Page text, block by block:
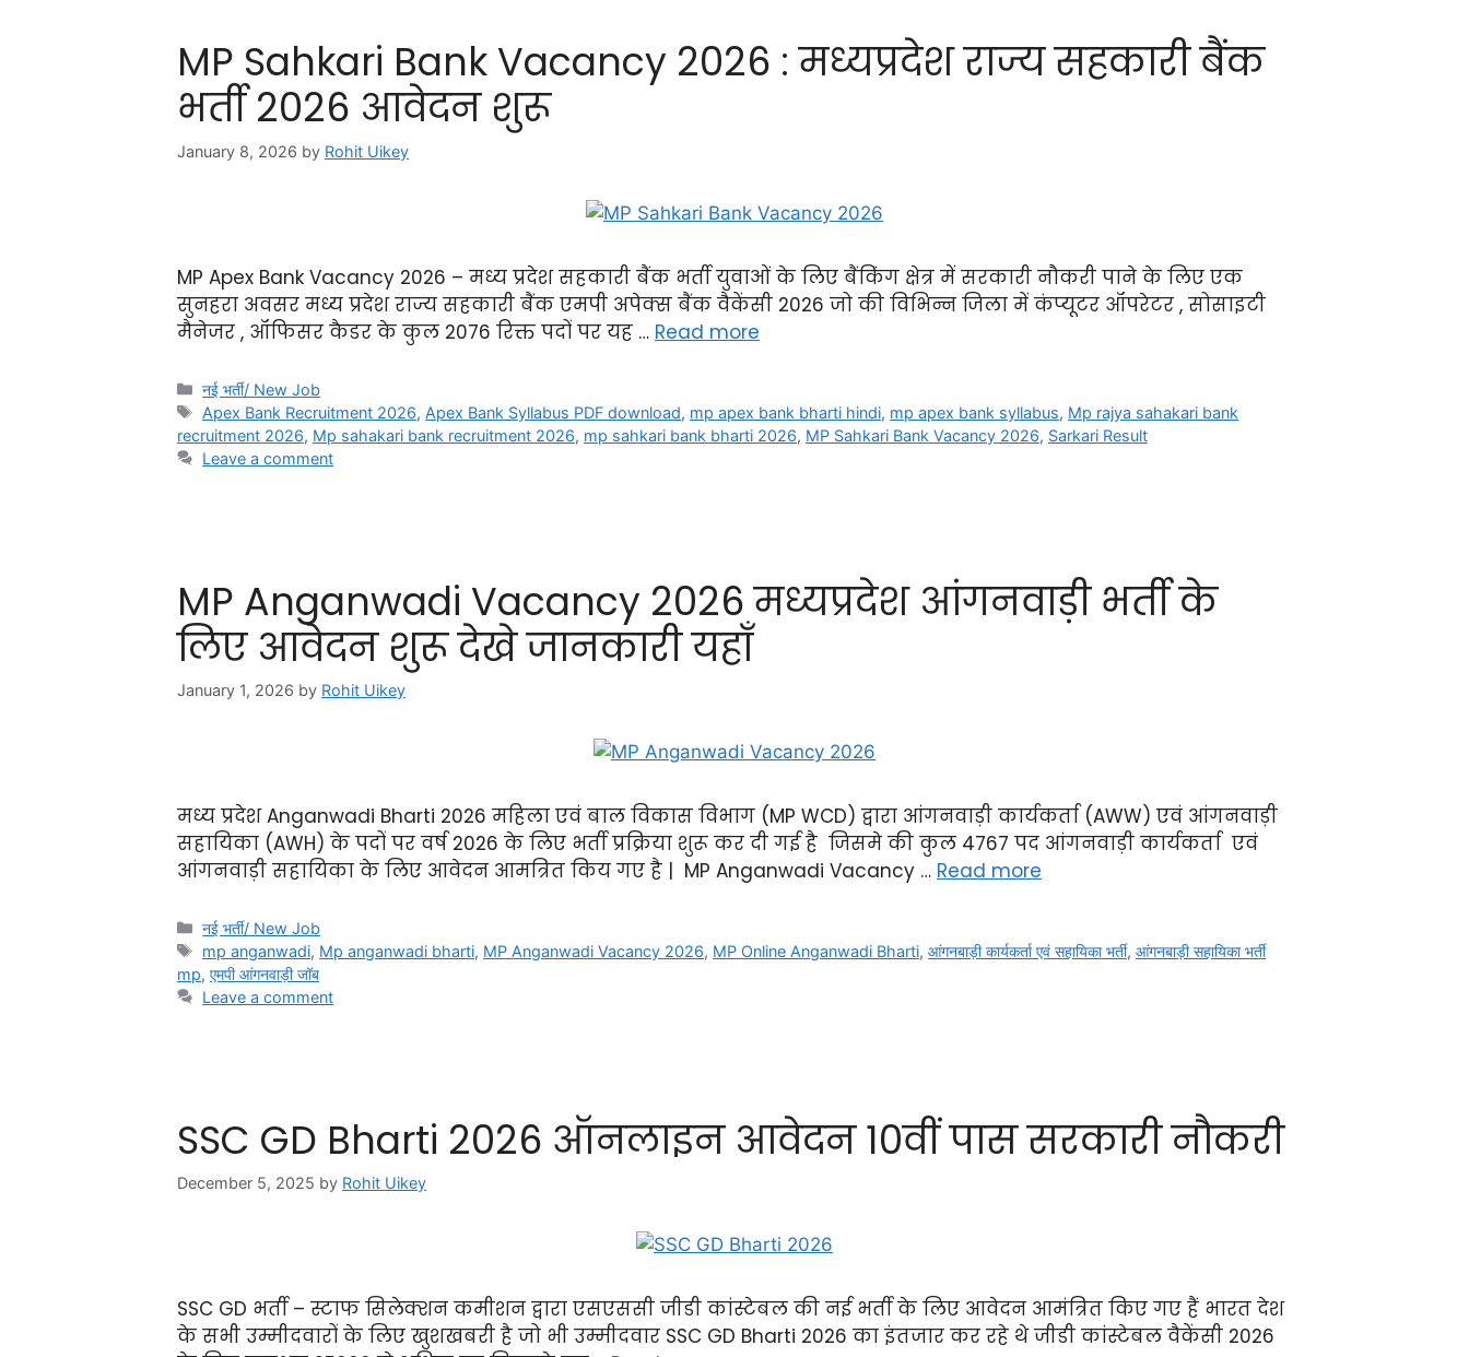
MP Sahkari Bank Vacancy 2026 : मध्यप्रदेश राज्य सहकारी बैंक
भर्ती 2026 आवेदन शुरू
January 8, 2026 by Rohit Uikey
MP Apex Bank Vacancy 2026 – मध्य प्रदेश सहकारी बैंक भर्ती युवाओं के लिए बैंकिंग क्षेत्र में सरकारी नौकरी पाने के लिए एक
सुनहरा अवसर मध्य प्रदेश राज्य सहकारी बैंक एमपी अपेक्स बैंक वैकेंसी 2026 जो की विभिन्न जिला में कंप्यूटर ऑपरेटर , सोसाइटी
मैनेजर , ऑफिसर कैडर के कुल 2076 रिक्त पदों पर यह … Read more
नई भर्ती/ New Job
Apex Bank Recruitment 2026, Apex Bank Syllabus PDF download, mp apex bank bharti hindi, mp apex bank syllabus, Mp rajya sahakari bank
recruitment 2026, Mp sahakari bank recruitment 2026, mp sahkari bank bharti 2026, MP Sahkari Bank Vacancy 2026, Sarkari Result
Leave a comment
MP Anganwadi Vacancy 2026 मध्यप्रदेश आंगनवाड़ी भर्ती के
लिए आवेदन शुरू देखे जानकारी यहाँ
January 1, 2026 by Rohit Uikey
मध्य प्रदेश Anganwadi Bharti 2026 महिला एवं बाल विकास विभाग (MP WCD) द्वारा आंगनवाड़ी कार्यकर्ता (AWW) एवं आंगनवाड़ी
सहायिका (AWH) के पदों पर वर्ष 2026 के लिए भर्ती प्रक्रिया शुरू कर दी गई है जिसमे की कुल 4767 पद आंगनवाड़ी कार्यकर्ता एवं
आंगनवाड़ी सहायिका के लिए आवेदन आमत्रित किय गए है | MP Anganwadi Vacancy … Read more
नई भर्ती/ New Job
mp anganwadi, Mp anganwadi bharti, MP Anganwadi Vacancy 2026, MP Online Anganwadi Bharti,आंगनबाड़ी कार्यकर्ता एवं सहायिका भर्ती,आंगनबाड़ी सहायिका भर्ती
mp, एमपी आंगनवाड़ी जॉब
Leave a comment
SSC GD Bharti 2026 ऑनलाइन आवेदन 10वीं पास सरकारी नौकरी
December 5, 2025 by Rohit Uikey
SSC GD भर्ती – स्टाफ सिलेक्शन कमीशन द्वारा एसएससी जीडी कांस्टेबल की नई भर्ती के लिए आवेदन आमंत्रित किए गए हैं भारत देश
के सभी उम्मीदवारों के लिए खुशखबरी है जो भी उम्मीदवार SSC GD Bharti 2026 का इंतजार कर रहे थे जीडी कांस्टेबल वैकेंसी 2026